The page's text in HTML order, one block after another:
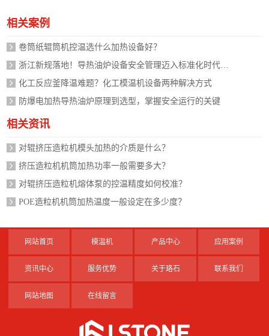
相关案例
卷筒纸辊筒机控温选什么加热设备好？
化工反应釜降温难题？化工模温机设备两种解决方式
防爆电加热导热油炉原理到选型，掌握安全运行的关键
相关资讯
对辊挤压造粒机模头加热的介质是什么？
挤压造粒机机筒加热功率一般需要多大？
对辊挤压造粒机熔体泵的控温精度如何校准？
POE造粒机机筒加热温度一般设定在多少度？
网站首页 模温机 产品中心 应用案例
资讯中心 服务优势 关于珞石 联系我们
网站地图 在线留言